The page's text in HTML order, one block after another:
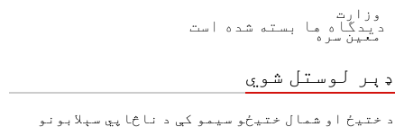
دیدگاه ها بسته شده است
ډېر لوستل شوي
د ختیځ او شمال ختیځو سیمو کې د ناڅاپي سېلابونو